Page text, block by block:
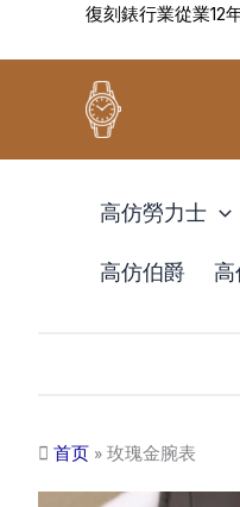
復刻錶行業從業12
高仿勞力士
高仿伯爵
首页 » 玫瑰金腕表